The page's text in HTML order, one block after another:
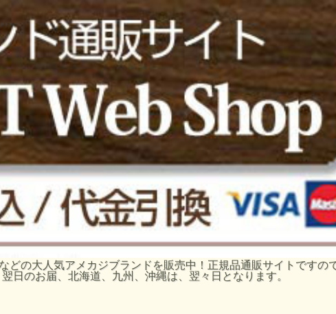
の大人気アメカジブランドを販売中！正規品通販サイトですの
のお届、北海道、九州、沖縄は、翌々日となります。